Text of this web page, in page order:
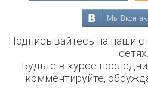
Мы
Подписывайтесь на наши
сетях.
Будьте в курсе
комментируйте,